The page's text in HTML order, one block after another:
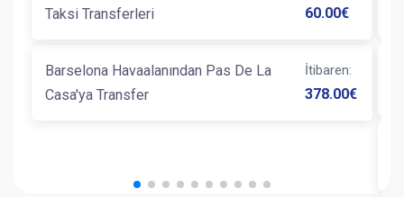
Taksi Transferleri
60.00€
Barselona Havaalanından Pas De La
Casa'ya Transfer
İtibaren:
378.00€